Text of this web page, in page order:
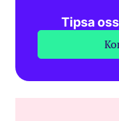
Tipsa